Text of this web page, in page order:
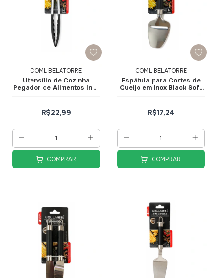
COML BELATORRE
Utensílio de Cozinha
Pegador de Alimentos Inox
R$22,99
COMPRAR
COML BELATORRE
Espátula para Cortes de
Queijo em Inox Black Soft
R$17,24
COMPRAR